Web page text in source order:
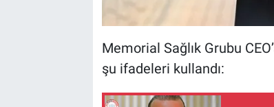
Memorial Sağlık Grubu
şu ifadeleri kullandı: